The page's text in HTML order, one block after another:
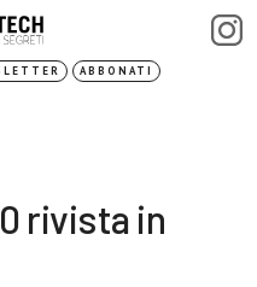
ABBONATI
rivista in